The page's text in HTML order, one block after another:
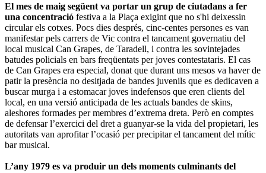
El mes de maig següent va portar un grup de ciutadans a fer
una concentració festiva a la Plaça exigint que no s'hi deixessin
circular els cotxes. Pocs dies després, cinc-centes persones es van
manifestar pels carrers de Vic contra el tancament governatiu del
local musical Can Grapes, de Taradell, i contra les sovintejades
batudes policials en bars freqüentats per joves contestataris. El cas
de Can Grapes era especial, donat que durant uns mesos va haver de
patir la presència no desitjada de bandes juvenils que es dedicaven a
buscar murga i a estomacar joves indefensos que eren clients del
local, en una versió anticipada de les actuals bandes de skins,
aleshores formades per membres d’extrema dreta. Però en comptes
de defensar l’exercici del dret a guanyar-se la vida del propietari, les
autoritats van aprofitar l’ocasió per precipitar el tancament del mític
bar musical.
L’any 1979 es va produir un dels moments culminants del